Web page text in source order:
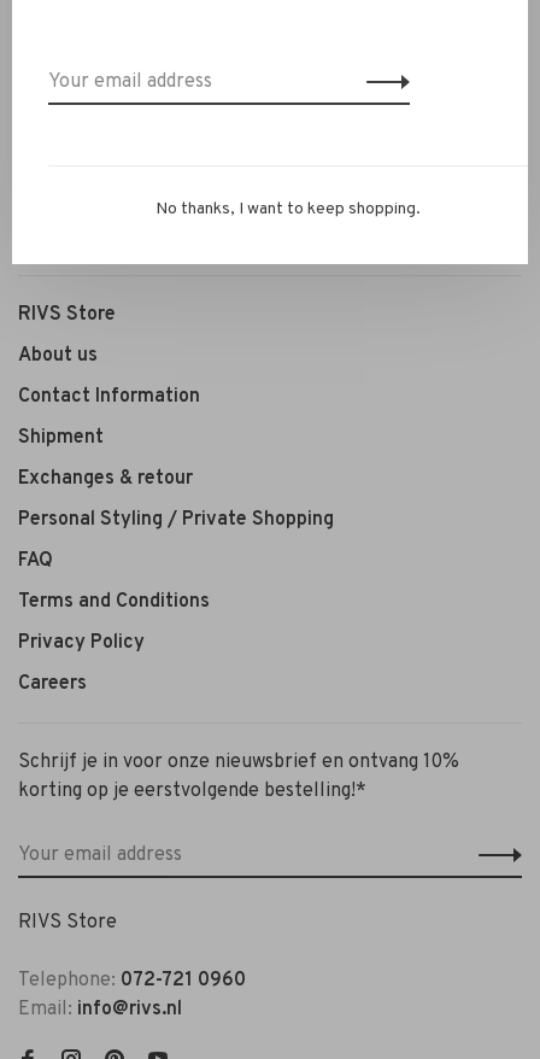
Clothing
Shoes
RIVS Store
About us
Contact Information
Shipment
Exchanges & retour
Personal Styling / Private Shopping
FAQ
Terms and Conditions
Privacy Policy
Careers
Schrijf je in voor onze nieuwsbrief en ontvang 10%
korting op je eerstvolgende bestelling!*
RIVS Store
Telephone: 072-721 0960
Email: info@rivs.nl
No thanks, I want to keep shopping.